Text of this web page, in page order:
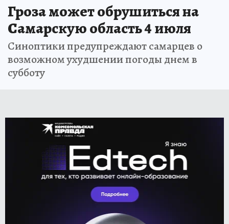
Гроза может обрушиться на
Самарскую область 4 июля
Синоптики предупреждают самарцев о
возможном ухудшении погоды днем в
субботу